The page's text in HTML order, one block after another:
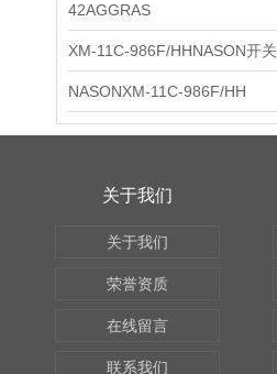
42AGGRAS
XM-11C-986F/HHNASON开关
NASONXM-11C-986F/HH
关于我们
关于我们
荣誉资质
在线留言
联系我们